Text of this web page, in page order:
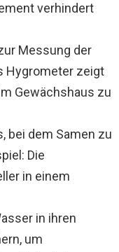
verhindert
Messung der
Hygrometer zeigt
Gewächshaus zu
bei dem Samen zu
Die
in einem
in ihren
um